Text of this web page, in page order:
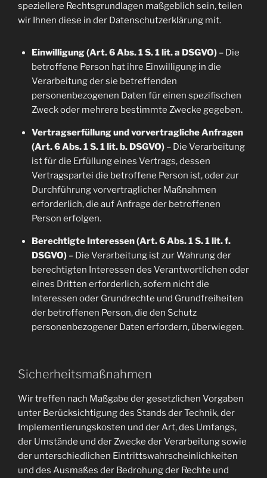
speziellere Rechtsgrundlagen maßgeblich sein, teilen
wir Ihnen diese in der Datenschutzerklärung mit.
Einwilligung (Art. 6 Abs. 1 S. 1 lit. a DSGVO)– Die
betroffene Person hat ihre Einwilligung in die
Verarbeitung der sie betreffenden
personenbezogenen Daten für einen spezifischen
Zweck oder mehrere bestimmte Zwecke gegeben.
Vertragserfüllung und vorvertragliche Anfragen
(Art. 6 Abs. 1 S. 1 lit. b. DSGVO)– Die Verarbeitung
ist für die Erfüllung eines Vertrags, dessen
Vertragspartei die betroffene Person ist, oder zur
Durchführung vorvertraglicher Maßnahmen
erforderlich, die auf Anfrage der betroffenen
Person erfolgen.
Berechtigte Interessen (Art. 6 Abs. 1 S. 1 lit. f.
DSGVO)– Die Verarbeitung ist zur Wahrung der
berechtigten Interessen des Verantwortlichen oder
eines Dritten erforderlich, sofern nicht die
Interessen oder Grundrechte und Grundfreiheiten
der betroffenen Person, die den Schutz
personenbezogener Daten erfordern, überwiegen.
Sicherheitsmaßnahmen
Wir treffen nach Maßgabe der gesetzlichen Vorgaben
unter Berücksichtigung des Stands der Technik, der
Implementierungskosten und der Art, des Umfangs,
der Umstände und der Zwecke der Verarbeitung sowie
der unterschiedlichen Eintrittswahrscheinlichkeiten
und des Ausmaßes der Bedrohung der Rechte und